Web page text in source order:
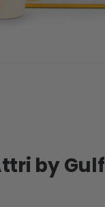
by Gulf